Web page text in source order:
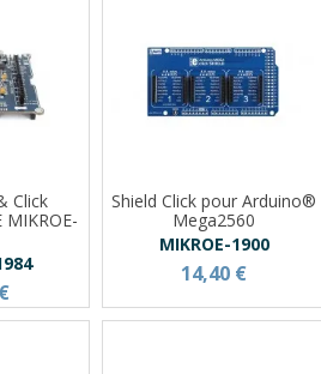
Click
Shield Click pour Arduino®
Mega2560
MIKROE-1900
14,40 €